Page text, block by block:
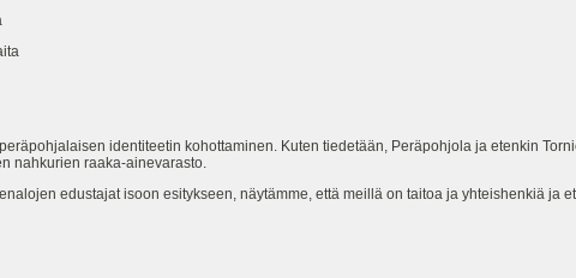
identiteetin kohottaminen. Kuten tiedetään, Peräpohjola ja etenkin
nahkurien raaka-ainevarasto.
edustajat isoon esitykseen, näytämme, että meillä on taitoa ja yhteishenkiä ja